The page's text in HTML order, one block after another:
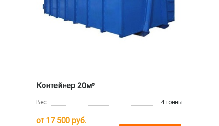
Контейнер 20м³
Вес: 4 тонны
от 17 500 руб.